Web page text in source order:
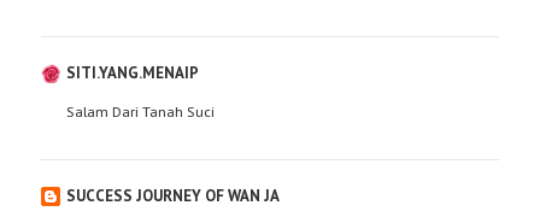
SITI.YANG.MENAIP
Salam Dari Tanah Suci
SUCCESS JOURNEY OF WAN JA